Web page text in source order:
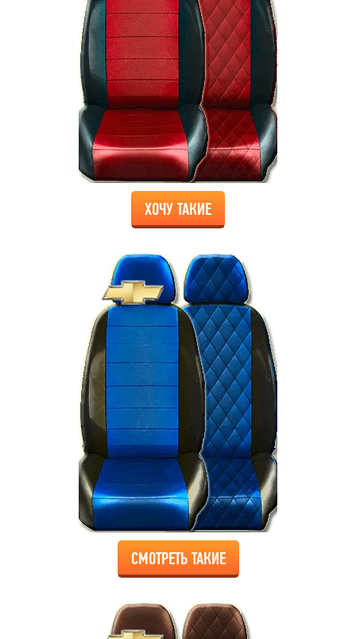
ХОЧУ ТАКИЕ
СМОТРЕТЬ ТАКИЕ